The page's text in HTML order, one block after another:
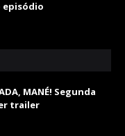
episódio
MANÉ! Segunda
trailer